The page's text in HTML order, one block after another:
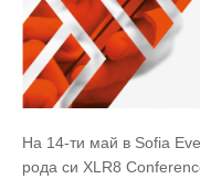
На 14-ти май в Sofia
рода си XLR8